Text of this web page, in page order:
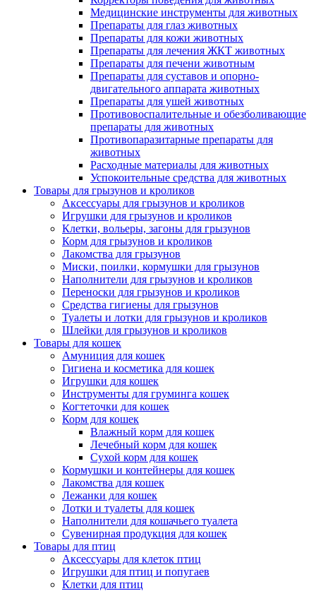
Медицинские инструменты для животных
Препараты для глаз животных
Препараты для кожи животных
Препараты для лечения ЖКТ животных
Препараты для печени животным
Препараты для суставов и опорно-
двигательного аппарата животных
Препараты для ушей животных
Противовоспалительные и обезболивающие
препараты для животных
Противопаразитарные препараты для
животных
Расходные материалы для животных
Успокоительные средства для животных
Товары для грызунов и кроликов
Аксессуары для грызунов и кроликов
Игрушки для грызунов и кроликов
Клетки, вольеры, загоны для грызунов
Корм для грызунов и кроликов
Лакомства для грызунов
Миски, поилки, кормушки для грызунов
Наполнители для грызунов и кроликов
Переноски для грызунов и кроликов
Средства гигиены для грызунов
Туалеты и лотки для грызунов и кроликов
Шлейки для грызунов и кроликов
Товары для кошек
Амуниция для кошек
Гигиена и косметика для кошек
Игрушки для кошек
Инструменты для груминга кошек
Когтеточки для кошек
Корм для кошек
Влажный корм для кошек
Лечебный корм для кошек
Сухой корм для кошек
Кормушки и контейнеры для кошек
Лакомства для кошек
Лежанки для кошек
Лотки и туалеты для кошек
Наполнители для кошачьего туалета
Сувенирная продукция для кошек
Товары для птиц
Аксессуары для клеток птиц
Игрушки для птиц и попугаев
Клетки для птиц